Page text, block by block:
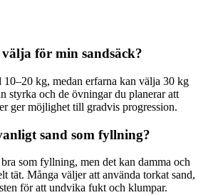
för min sandsäck?
kg, medan erfarna kan välja 30 kg
styrka och de övningar du planerar att
ger möjlighet till gradvis progression.
sand som fyllning?
som fyllning, men det kan damma och
tät. Många väljer att använda torkat sand,
för att undvika fukt och klumpar.